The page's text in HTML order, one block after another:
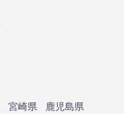
宮崎県
鹿児島県